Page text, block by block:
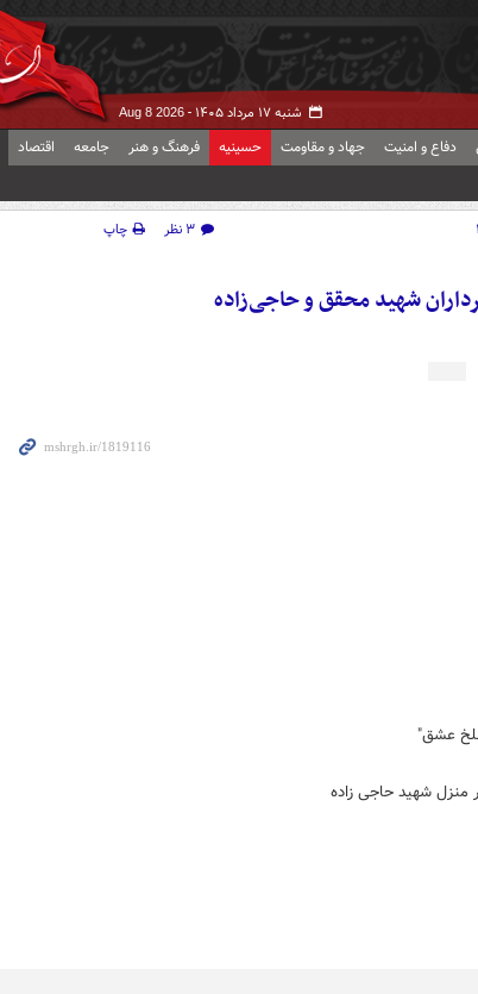
شنبه ۱۷ مرداد ۱۴۰۵ - Aug 8 2026
دفاع و امنیت جهاد و مقاومت حسینیه فرهنگ و هنر جامعه اقتصاد
۳ نظر
چاپ
شهید محقق و حاجی‌زاده
عشق"
شهید حاجی زاده